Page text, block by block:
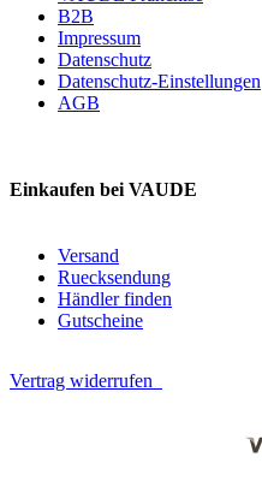
B2B
Impressum
Datenschutz
Datenschutz-Einstellungen
AGB
Einkaufen bei VAUDE
Versand
Ruecksendung
Händler finden
Gutscheine
Vertrag widerrufen